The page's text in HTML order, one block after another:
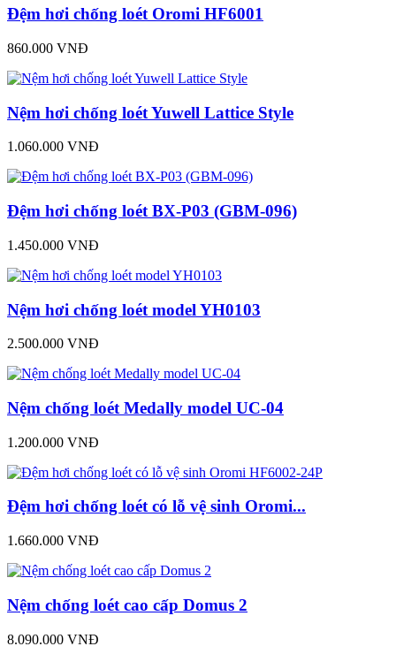
Đệm hơi chống loét Oromi HF6001
860.000 VNĐ
Nệm hơi chống loét Yuwell Lattice Style
1.060.000 VNĐ
Đệm hơi chống loét BX-P03 (GBM-096)
1.450.000 VNĐ
Nệm hơi chống loét model YH0103
2.500.000 VNĐ
Nệm chống loét Medally model UC-04
1.200.000 VNĐ
Đệm hơi chống loét có lỗ vệ sinh Oromi...
1.660.000 VNĐ
Nệm chống loét cao cấp Domus 2
8.090.000 VNĐ